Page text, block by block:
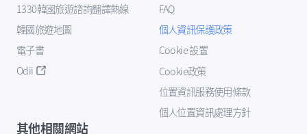
1330韓國旅遊諮詢翻譯熱線
韓國旅遊地圖
電子書
Odii
FAQ
個人資訊保護政策
Cookie 設置
Cookie政策
位置資訊服務使用條款
個人位置資訊處理方針
其他相關網站